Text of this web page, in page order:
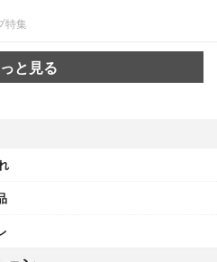
特集
と見る